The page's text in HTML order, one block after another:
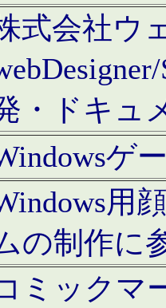
式会社ウ
・ドキュ
ゲ
用
の制作に
ミックマ